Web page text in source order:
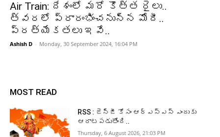
Air Train: దేశంలో మరో కొత్త రైలు..
త్వరలో ప్రారంభించనున్న మోదీ..
ప్రత్యేకతలు ఇవే..
Ashish D - Monday, 30 September 2024, 16:04 PM
MOST READ
RSS : జెన్‌జీ కోసం ఆర్‌ఎస్‌ఎస్‌ ఎందుకు
ఆరాటపడుతోంది..
Thursday, 6 August 2026, 21:03 PM